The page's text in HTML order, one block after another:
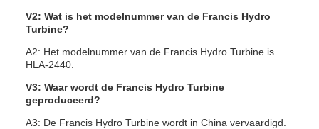
V2: Wat is het modelnummer van de Francis Hydro
Turbine?
A2: Het modelnummer van de Francis Hydro Turbine is
HLA-2440.
V3: Waar wordt de Francis Hydro Turbine
geproduceerd?
A3: De Francis Hydro Turbine wordt in China vervaardigd.